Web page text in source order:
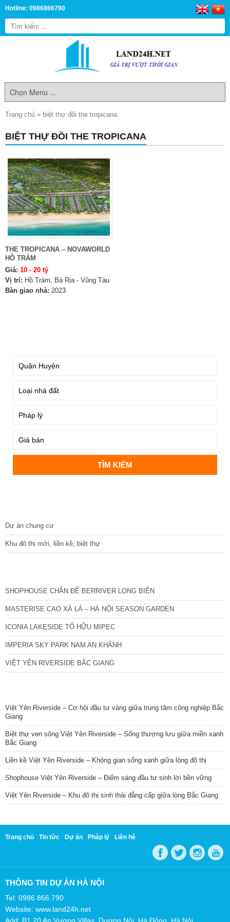
Hotline: 0986866790
Trang chủ » biệt thự đồi the tropicana
BIỆT THỰ ĐỒI THE TROPICANA
THE TROPICANA – NOVAWORLD
HỒ TRÀM
Giá: 10 - 20 tỷ
Vị trí: Hồ Tràm, Bà Rịa - Vũng Tàu
Bàn giao nhà: 2023
Dự án chung cư
Khu đô thị mới, liền kề, biệt thự
SHOPHOUSE CHÂN ĐẾ BERRIVER LONG BIÊN
MASTERISE CAO XÀ LÁ – HÀ NỘI SEASON GARDEN
ICONIA LAKESIDE TỐ HỮU MIPEC
IMPERIA SKY PARK NAM AN KHÁNH
VIỆT YÊN RIVERSIDE BẮC GIANG
Việt Yên Riverside – Cơ hội đầu tư vàng giữa trung tâm công nghiệp Bắc
Giang
Biệt thự ven sông Việt Yên Riverside – Sống thượng lưu giữa miền xanh
Bắc Giang
Liền kề Việt Yên Riverside – Không gian sống xanh giữa lòng đô thị
Shophouse Việt Yên Riverside – Điểm sáng đầu tư sinh lời bền vững
Việt Yên Riverside – Khu đô thị sinh thái đẳng cấp giữa lòng Bắc Giang
Trang chủ Tin tức Dự án Pháp lý Liên hệ
THÔNG TIN DỰ ÁN HÀ NỘI
Tel: 0986 866 790
Website: www.land24h.net